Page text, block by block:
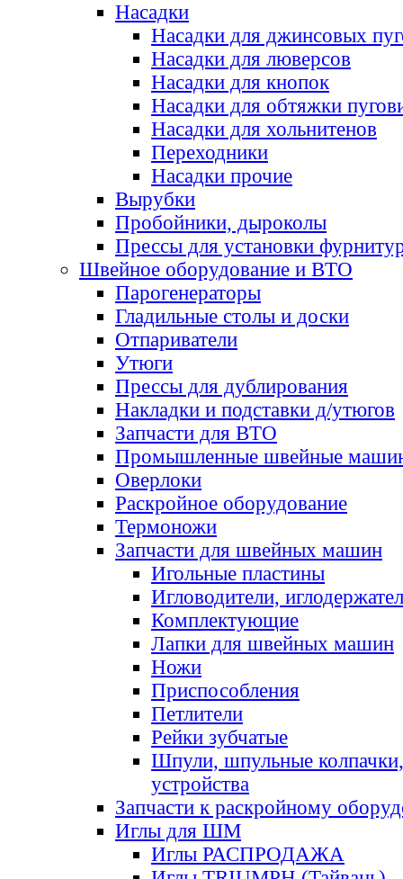
Насадки
Насадки для джинсовых
Насадки для люверсов
Насадки для кнопок
Насадки для обтяжки
Насадки для хольнитенов
Переходники
Насадки прочие
Вырубки
Пробойники, дыроколы
Прессы для установки
Швейное оборудование и ВТО
Парогенераторы
Гладильные столы и доски
Отпариватели
Утюги
Прессы для дублирования
Накладки и подставки д/утюгов
Запчасти для ВТО
Промышленные швейные
Оверлоки
Раскройное оборудование
Термоножи
Запчасти для швейных машин
Игольные пластины
Игловодители,
Комплектующие
Лапки для швейных машин
Ножи
Приспособления
Петлители
Рейки зубчатые
Шпули, шпульные
устройства
Запчасти к раскройному
Иглы для ШМ
Иглы РАСПРОДАЖА